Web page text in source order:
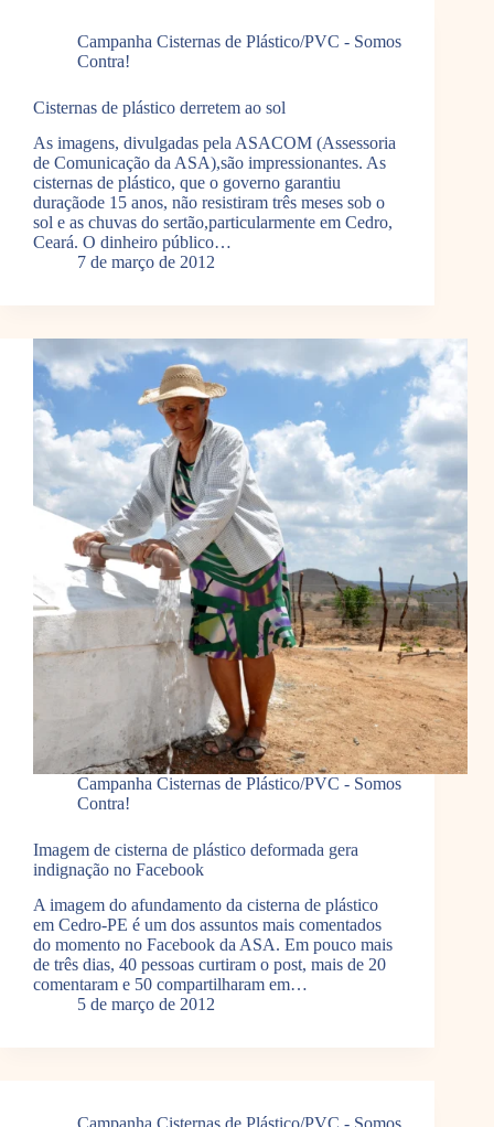
Campanha Cisternas de Plástico/PVC - Somos
Contra!
Cisternas de plástico derretem ao sol
As imagens, divulgadas pela ASACOM (Assessoria
de Comunicação da ASA),são impressionantes. As
cisternas de plástico, que o governo garantiu
duraçãode 15 anos, não resistiram três meses sob o
sol e as chuvas do sertão,particularmente em Cedro,
Ceará. O dinheiro público…
7 de março de 2012
Campanha Cisternas de Plástico/PVC - Somos
Contra!
Imagem de cisterna de plástico deformada gera
indignação no Facebook
A imagem do afundamento da cisterna de plástico
em Cedro-PE é um dos assuntos mais comentados
do momento no Facebook da ASA. Em pouco mais
de três dias, 40 pessoas curtiram o post, mais de 20
comentaram e 50 compartilharam em…
5 de março de 2012